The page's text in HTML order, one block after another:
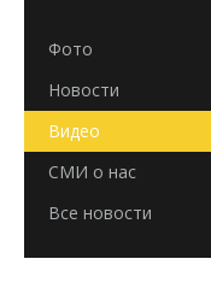
Фото
Новости
Видео
СМИ о нас
Все новости